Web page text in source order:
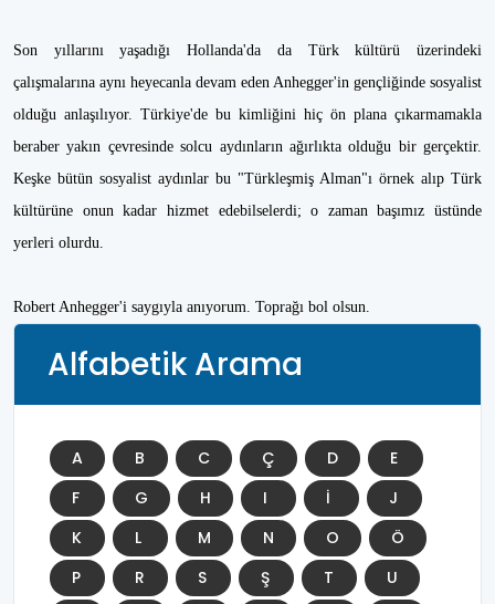
Son yıllarını yaşadığı Hollanda'da da Türk kültürü üzerindeki
çalışmalarına aynı heyecanla devam eden Anhegger'in gençliğinde sosyalist
olduğu anlaşılıyor. Türkiye'de bu kimliğini hiç ön plana çıkarmamakla
beraber yakın çevresinde solcu aydınların ağırlıkta olduğu bir gerçektir.
Keşke bütün sosyalist aydınlar bu "Türkleşmiş Alman"ı örnek alıp Türk
kültürüne onun kadar hizmet edebilselerdi; o zaman başımız üstünde
yerleri olurdu.
Robert Anhegger'i saygıyla anıyorum. Toprağı bol olsun.
Alfabetik Arama
A B C Ç D
E
F
G H I İ
J
K
L M N O
Ö
P
R S Ş T
U